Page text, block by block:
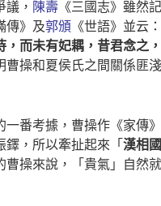
， 陳壽 《三國志》雖然
傳》及郭頒 《世語》並云
，而未有妃耦，昔君念之
曹操和夏侯氏之間關係匪淺
番考據，曹操作《家傳
，所以牽扯起來「 漢相
操來說，「貴氣」自然